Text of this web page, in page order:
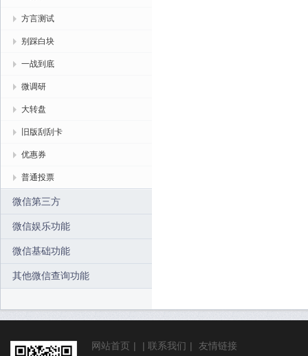
方言测试
别踩白块
一战到底
微调研
大转盘
旧版刮刮卡
优惠券
普通投票
微信第三方
微信娱乐功能
微信基础功能
其他微信查询功能
网站首页 | | 联系我们 |
友情链接